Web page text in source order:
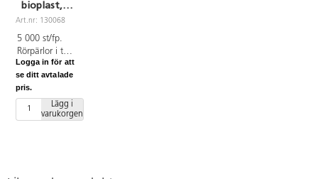
bioplast, i
hink 5000-
Art.nr: 130068
5 000 st/fp.
Rörpärlor i tio
olika färger. ø
5 mm, ø hål
2,5 mm. Kan
strykas ihop.
Levereras i
Logga in för att
se ditt avtalade
pris.
Lägg i
varukorgen